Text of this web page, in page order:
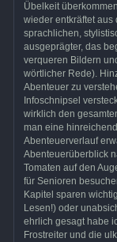
Übelkeit
wieder entkräftet
sprachlichen,
ausgeprägter, das
verqueren Bildern
wörtlicher Rede).
Abenteuer zu
Infoschnipsel
wirklich den
man eine
Abenteuerverlauf
Abenteuerüberblick
Tomaten auf den
für Senioren
Kapitel sparen
Lesen!) oder
ehrlich gesagt habe
Frostreiter und die